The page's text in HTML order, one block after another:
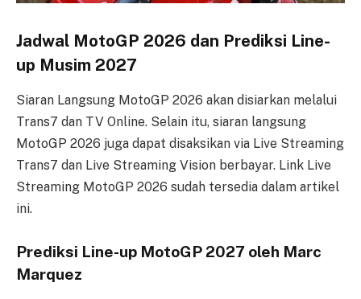
Jadwal MotoGP 2026 dan Prediksi Line-
up Musim 2027
Siaran Langsung MotoGP 2026 akan disiarkan melalui
Trans7 dan TV Online. Selain itu, siaran langsung
MotoGP 2026 juga dapat disaksikan via Live Streaming
Trans7 dan Live Streaming Vision berbayar. Link Live
Streaming MotoGP 2026 sudah tersedia dalam artikel
ini.
Prediksi Line-up MotoGP 2027 oleh Marc
Marquez